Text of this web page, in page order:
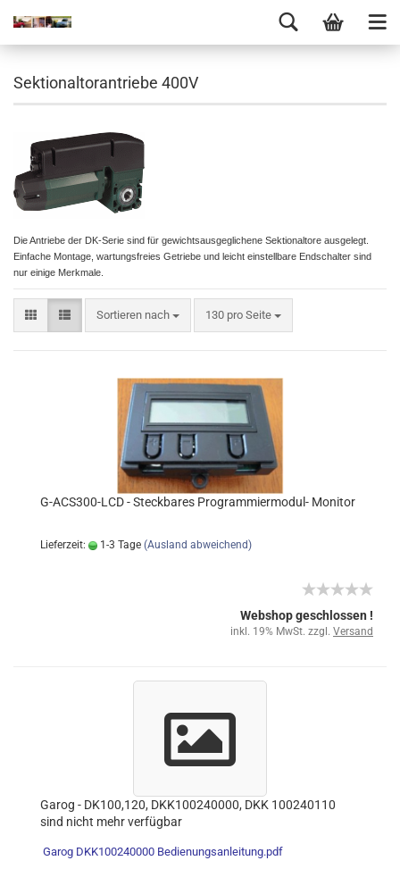
Sektionaltorantriebe 400V
Die Antriebe der DK-Serie sind für gewichtsausgeglichene Sektionaltore ausgelegt.
Einfache Montage, wartungsfreies Getriebe und leicht einstellbare Endschalter sind
nur einige Merkmale.
Sortieren nach 130 pro Seite
G-ACS300-LCD - Steckbares Programmiermodul- Monitor
Lieferzeit: 1-3 Tage (Ausland abweichend)
Webshop geschlossen !
inkl. 19% MwSt. zzgl. Versand
Garog - DK100,120, DKK100240000, DKK 100240110
sind nicht mehr verfügbar
Garog DKK100240000 Bedienungsanleitung.pdf